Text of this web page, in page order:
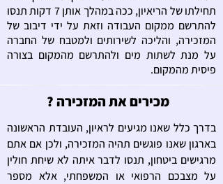
תחילתו של הריאיון, ככה במהלך אותן 7 דקות תנסו
להתרשם ממקום העבודה וזאת על ידי דיבוב של
המזכירה, והליכה לשירותים ולמטבח של החברה
על מנת לשתות מים ולהתרשם מהמקום בצורה
פיסית מהמקום.
מכירים את המזכירה ?
בדרך כלל שאנו מגיעים לראיון, העובדת הראשונה
בארגון שאנו פוגשים תהיה המזכירה, ולכן אם אתם
מרגישים ביטחון, תנסו לדבר איתה לא שיחת חולין
על מצבכם הרפואי או המשפחתי, אלא מספר